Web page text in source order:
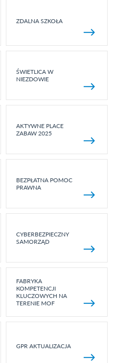
ZDALNA SZKOŁA
ŚWIETLICA W
NIEZDOWIE
AKTYWNE PLACE
ZABAW 2025
BEZPŁATNA POMOC
PRAWNA
CYBERBEZPIECZNY
SAMORZĄD
FABRYKA
KOMPETENCJI
KLUCZOWYCH NA
TERENIE MOF
GPR AKTUALIZACJA